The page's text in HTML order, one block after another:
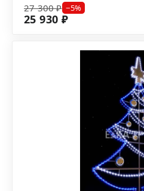
27 300 ₽ −5%
25 930 ₽